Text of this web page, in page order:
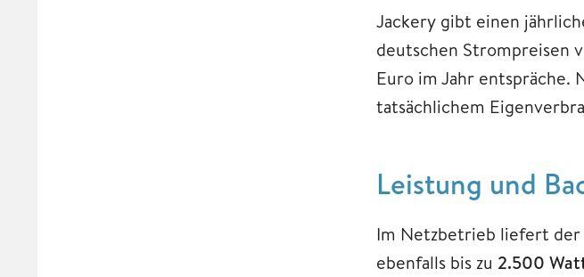
Jackery gibt einen
deutschen Strompreisen
Euro im Jahr entspräche.
tatsächlichem
Leistung und
Im Netzbetrieb liefert der
ebenfalls bis zu 2.500